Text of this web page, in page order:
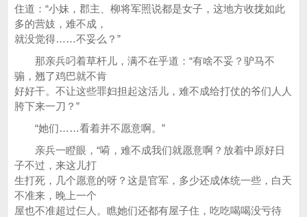
住道：“小妹，郡主、柳将军照说都是女子，这地方收拢如此
多的营妓，难不成，
就没觉得……不妥么？”
那亲兵叼着草杆儿，满不在乎道：“有啥不妥？驴马不
骟，翘了鸡巴就不肯
好好干。不让这些罪妇担起这活儿，难不成给打仗的爷们人人
胯下来一刀？”
“她们……看着并不愿意啊。”
亲兵一瞪眼，“嗬，难不成我们就愿意啊？放着中原好日
子不过，来这儿打
生打死，几个愿意的呀？这是官军，多少还成体统一些，白天
不准来，晚上一个
屋也不准超过仨人。瞧她们还都有屋子住，吃吃喝喝没亏待